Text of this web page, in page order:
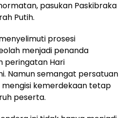
pasukan Paskibraka
Putih.
prosesi
menjadi penanda
peringatan Hari
Namun semangat persatuan
kemerdekaan tetap
peserta.